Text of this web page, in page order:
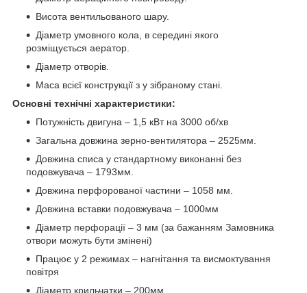
Висота вентильованого шару.
Діаметр умовного кола, в середині якого
розміщується аератор.
Діаметр отворів.
Маса всієї конструкції з у зібраному стані.
Основні технічні характеристики:
Потужність двигуна – 1,5 кВт на 3000 об/хв
Загальна довжина зерно-вентилятора – 2525мм.
Довжина списа у стандартному виконанні без
подовжувача – 1793мм.
Довжина перфорованої частини – 1058 мм.
Довжина вставки подовжувача – 1000мм
Діаметр перфорації – 3 мм (за бажанням Замовника
отвори можуть бути змінені)
Працює у 2 режимах – нагнітання та висмоктування
повітря
Діаметр крильчатки – 200мм